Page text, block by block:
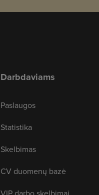
Darbdaviams
Paslaugos
Statistika
Skelbimas
CV duomenų bazė